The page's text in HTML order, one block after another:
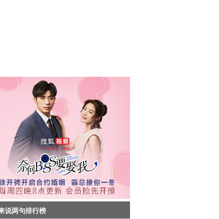
说两句排行榜